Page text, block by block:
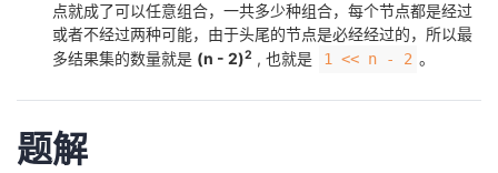
点就成了可以任意组合，一共多少种组合，每个节点都是经过
或者不经过两种可能，由于头尾的节点是必经经过的，所以最
多结果集的数量就是 (n - 2)2 , 也就是 1 << n - 2 。
题解